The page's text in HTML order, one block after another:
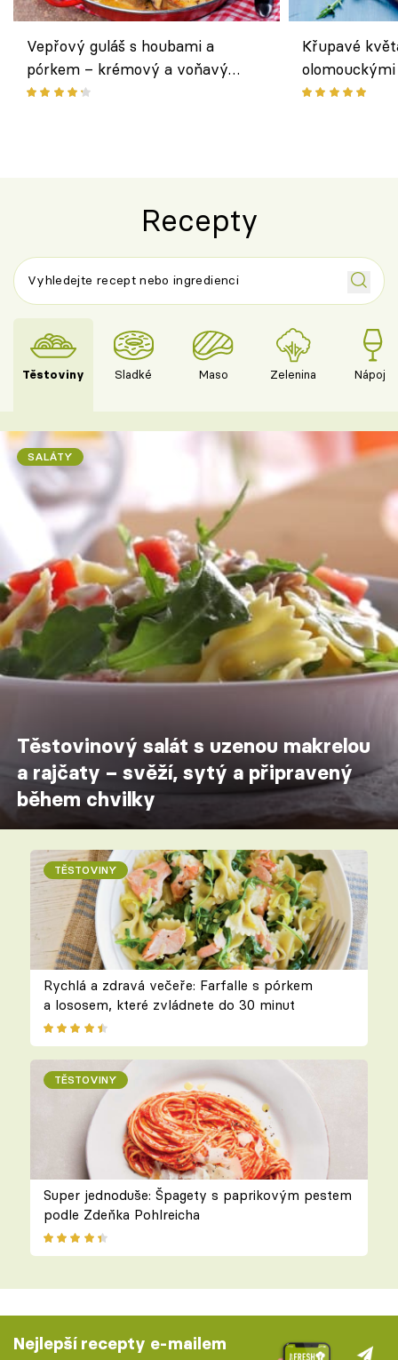
Vepřový guláš s houbami a
pórkem – krémový a voňavý
pokrm z jednoho hrnce
Křupavé
bezlepkový
Recepty
Těstoviny Sladké Maso Zelenina Nápoje
SALÁTY
Těstovinový salát s uzenou makrelou
a rajčaty – svěží, sytý a připravený
během chvilky
TĚSTOVINY
Rychlá a zdravá večeře: Farfalle s pórkem
a lososem, které zvládnete do 30 minut
TĚSTOVINY
Super jednoduše: Špagety s paprikovým pestem
podle Zdeňka Pohlreicha
Nejlepší recepty e-mailem